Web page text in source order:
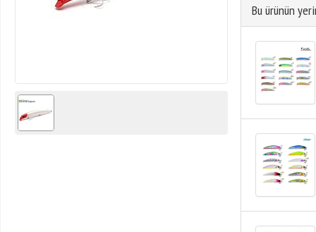
Bu ürünün